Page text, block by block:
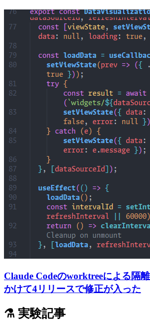
Claude Codeのworktreeによる隔
かけて4リリースで修正が入った
⚗️ 実験記事